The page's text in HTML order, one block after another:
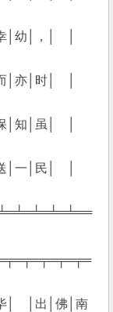
│幼│，│　│
│亦│时│　│
│知│虽│　│
│一│民│　│
│　│出│佛│南